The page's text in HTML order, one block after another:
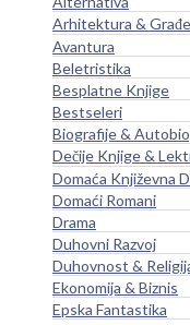
Arhitektura &
Avantura
Beletristika
Besplatne Knjige
Bestseleri
Biografije &
Dečije Knjige &
Domaća Književna
Domaći Romani
Drama
Duhovni Razvoj
Duhovnost &
Ekonomija & Biznis
Epska Fantastika